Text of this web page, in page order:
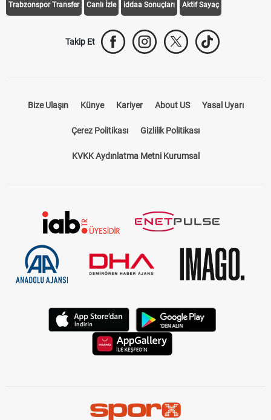
Trabzonspor Transfer Canlı İzle iddaa Sonuçları Aktif Sayaç
Takip Et
Bize Ulaşın Künye Kariyer About US Yasal Uyarı
Çerez Politikası Gizlilik Politikası
KVKK Aydınlatma Metni Kurumsal